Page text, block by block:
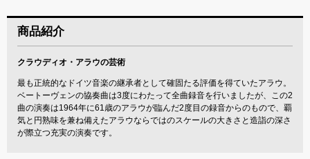
商品紹介
クラウディオ・アラウの芸術
最も正統的なドイツ音楽の継承者として確固たる評価を得ていたアラウ。
ベートーヴェンの協奏曲は3度にわたって全曲録音を行いましたが、この2
曲の演奏は1964年に61歳のアラウが臨んだ2度目の録音からのもので、覇
気と円熟味を兼ね備えたアラウならではのスケールの大きさと造詣の深さ
が際立つ充実の演奏です。